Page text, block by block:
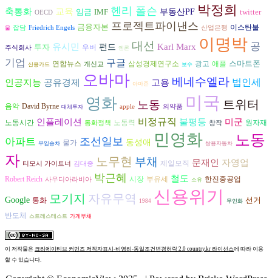
축통화 OECD 교육 임금 IMF 헨리 폴슨 부동산PF 박정희 twitter
물 잡담 Friedrich Engels 금융자본 프로젝트파이낸스 산업은행 이스탄불
주식회사 투자 유시민 우버 펀드 엔론 대선 Karl Marx 이명박 공
기업 신용카드 연합뉴스 개신교 구글 삼성경제연구소 보수 광고 애플 스마트폰
인공지능 공유경제 오바마 아마존 고용 베네수엘라 법인세
음악 David Byrne 대체투자 영화 apple 노동 의약품 미국 트위터
노동시간 인플레이션 통화정책 노동력 비정규직 불평등 창작 미군 원자재
아파트 무임승차 물가 조선일보 동성애 민영화 쌍용자동차
노동
자 티모시 가이트너 김대중 노무현 부채 제일모직 문재인 자영업
Robert Reich 사우디아라비아 박근혜 시장 부유세 철도 소유 한진중공업
Google 통화 모기지 자유무역 1984 신용위기 무인화 선거
반도체 스트레스테스트 가계부채
이 저작물은 크리에이티브 커먼즈 저작자표시-비영리-동일조건변경허락 2.0 country.kr 라이선스에 따라 이용
할 수 있습니다.